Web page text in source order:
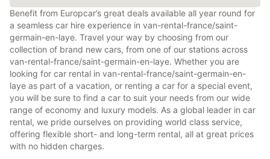
Benefit from Europcar’s great deals available all year round for
a seamless car hire experience in van-rental-france/saint-
germain-en-laye. Travel your way by choosing from our
collection of brand new cars, from one of our stations across
van-rental-france/saint-germain-en-laye. Whether you are
looking for car rental in van-rental-france/saint-germain-en-
laye as part of a vacation, or renting a car for a special event,
you will be sure to find a car to suit your needs from our wide
range of economy and luxury models. As a global leader in car
rental, we pride ourselves on providing world class service,
offering flexible short- and long-term rental, all at great prices
with no hidden charges.